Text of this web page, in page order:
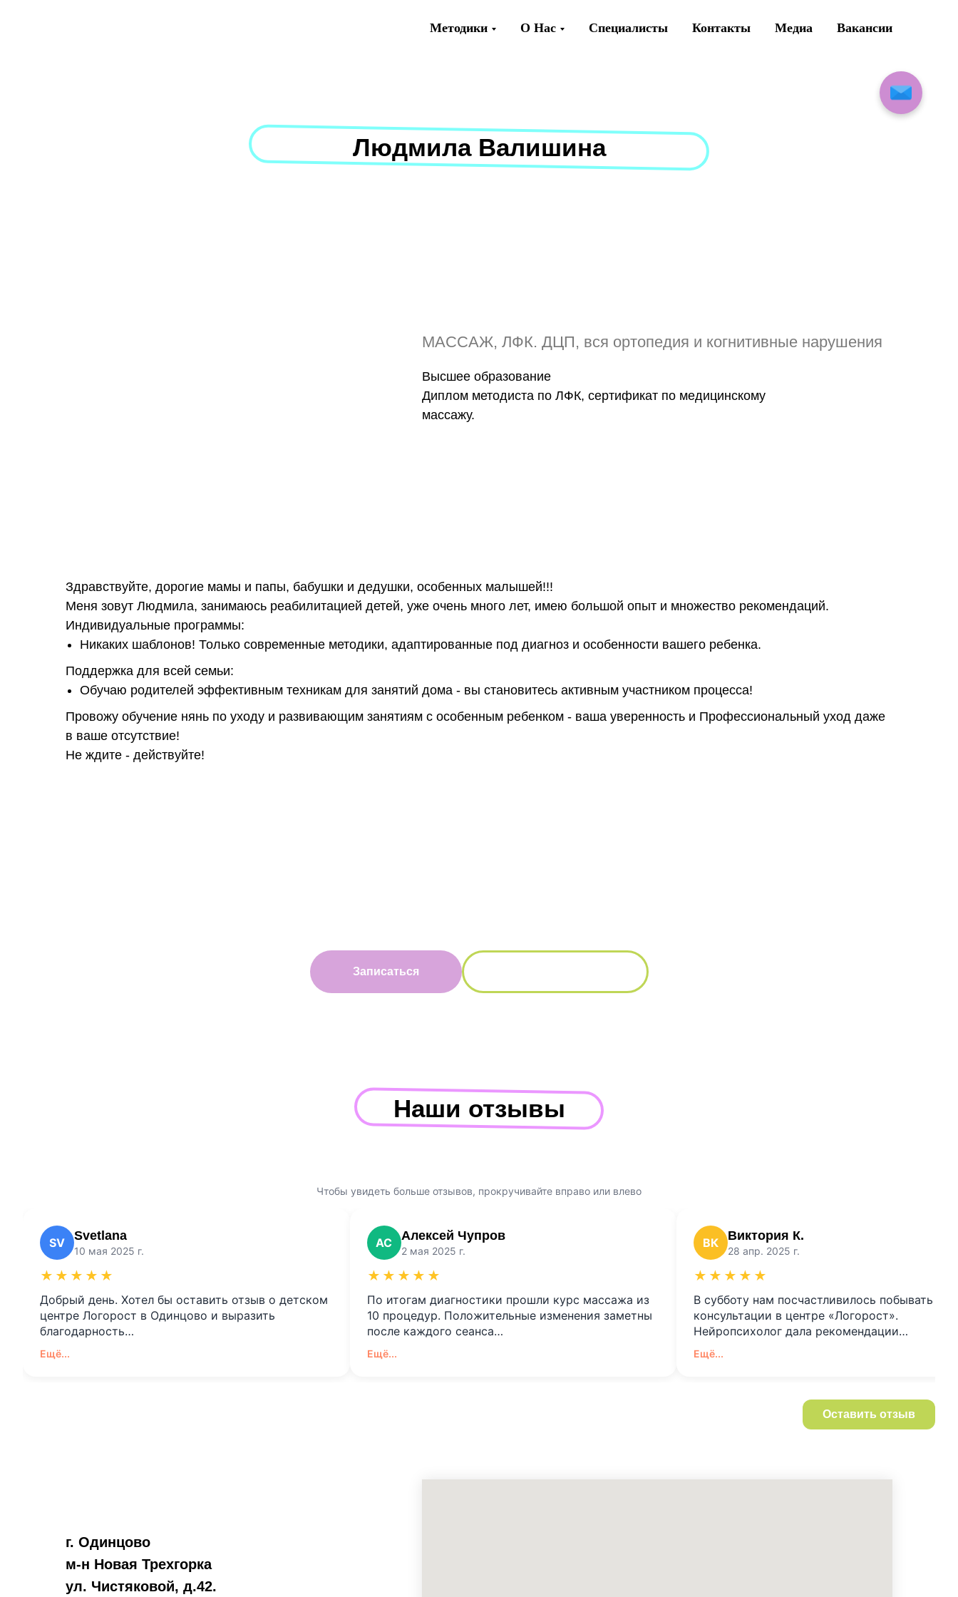
Методики О Нас Специалисты Контакты Медиа Вакансии
Людмила Валишина
МАССАЖ, ЛФК. ДЦП, вся ортопедия и когнитивные нарушения
Высшее образование
Диплом методиста по ЛФК, сертификат по медицинскому
массажу.
Здравствуйте, дорогие мамы и папы, бабушки и дедушки, особенных малышей!!!
Меня зовут Людмила, занимаюсь реабилитацией детей, уже очень много лет, имею большой опыт и множество рекомендаций.
Индивидуальные программы:
Никаких шаблонов! Только современные методики, адаптированные под диагноз и особенности вашего ребенка.
Поддержка для всей семьи:
Обучаю родителей эффективным техникам для занятий дома - вы становитесь активным участником процесса!
Провожу обучение нянь по уходу и развивающим занятиям с особенным ребенком - ваша уверенность и Профессиональный уход даже
в ваше отсутствие!
Не ждите - действуйте!
Записаться
Наши отзывы
Чтобы увидеть больше отзывов, прокручивайте вправо или влево
SV Svetlana
10 мая 2025 г.
★★★★★
Добрый день. Хотел бы оставить отзыв о детском
центре Логорост в Одинцово и выразить
благодарность…
Ещё...
AC Алексей Чупров
2 мая 2025 г.
★★★★★
По итогам диагностики прошли курс массажа из
10 процедур. Положительные изменения заметны
после каждого сеанса…
Ещё...
ВК Виктория К.
28 апр. 2025 г.
★★★★★
В субботу нам посчастливилось побывать на
консультации в центре «Логорост».
Нейропсихолог дала рекомендации…
Ещё...
Оставить отзыв
г. Одинцово
м-н Новая Трехгорка
ул. Чистяковой, д.42.